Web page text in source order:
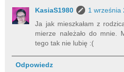
KasiaS1980
1 września
Ja jak mieszkałam z
mierze należało do mnie.
tego tak nie lubię :(
Odpowiedz